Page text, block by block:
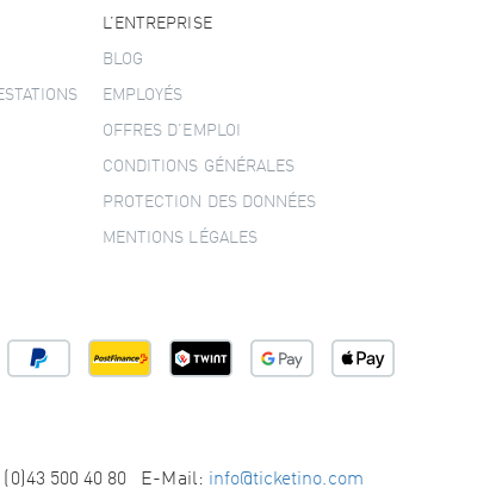
L’ENTREPRISE
BLOG
EMPLOYÉS
OFFRES D’EMPLOI
CONDITIONS GÉNÉRALES
PROTECTION DES DONNÉES
MENTIONS LÉGALES
(0)43 500 40 80 E-Mail: info@ticketino.com